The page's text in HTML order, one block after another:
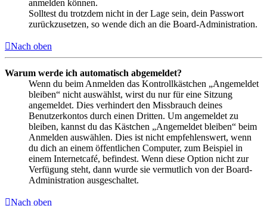
anmelden können.
Solltest du trotzdem nicht in der Lage sein, dein Passwort
zurückzusetzen, so wende dich an die Board-Administration.
Nach oben
Warum werde ich automatisch abgemeldet?
Wenn du beim Anmelden das Kontrollkästchen „Angemeldet
bleiben“ nicht auswählst, wirst du nur für eine Sitzung
angemeldet. Dies verhindert den Missbrauch deines
Benutzerkontos durch einen Dritten. Um angemeldet zu
bleiben, kannst du das Kästchen „Angemeldet bleiben“ beim
Anmelden auswählen. Dies ist nicht empfehlenswert, wenn
du dich an einem öffentlichen Computer, zum Beispiel in
einem Internetcafé, befindest. Wenn diese Option nicht zur
Verfügung steht, dann wurde sie vermutlich von der Board-
Administration ausgeschaltet.
Nach oben